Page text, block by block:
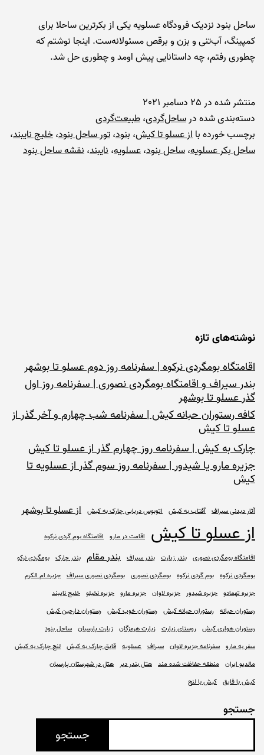
ساحل بنود نزدیک فرودگاه عسلویه یکی از بکرترین ساحلا برای
کمپینگ، آب‌تنی و بزن و برقص مسئولانه‌ست. اینجا نوشتم که
چطوری رفتم، چه داستانایی پیش اومد و چطوری حل شد.
منتشر شده در 25 دسامبر 2021
دسته‌بندی شده در ساحل‌گردی، طبیعت‌گردی
برچسب خورده با از عسلو تا کیش، بنود، تور ساحل بنود، خلیج نایبند،
ساحل بکر عسلویه، ساحل بنود، عسلویه، نایبند، نقشه ساحل بنود
نوشته‌های تازه
اقامتگاه بومگردی نرکوه | سفرنامه روز دوم عسلو تا بوشهر
بندر سیراف و اقامتگاه بومگردی نصوری | سفرنامه روز اول
گذر عسلو تا بوشهر
کافه رستوران حبانه کیش | سفرنامه شب چهارم و آخر گذر از
عسلو تا کیش
چارک به کیش | سفرنامه روز چهارم گذر از عسلو تا کیش
جزیره مارو یا شیدور | سفرنامه روز سوم گذر از عسلویه تا
کیش
آثار دیدنی سیراف آفتاب به کیش اتوبوس دریایی چارک به کیش از عسلو تا بوشهر
از عسلو تا کیش اقامت در مارو اقامتگاه بوم گردی نرکوه
اقامتگاه بومگردی نصوری بندر زیارت بندر سیراف بندر مقام بندر چارک بومگردی نرکو
بومگردی نرکوه بوم گردی نرکوه بومگردی نصوری بومگردی نصوری سیراف جزیره ام الکرم
جزیره تهمادو جزیره شیدور جزیره لاوان جزیره مارو جزیره نخیلو خلیج نایبند
رستوران حبانه رستوران حبانه کیش رستوران خوب کیش رستوران دارچین کیش
رستوران هواری کیش روستای زیارت زیارت هرمزگان زیارت پارسیان ساحل بنود
سفر به مارو سفرنامه جزیره لاوان سیراف عسلویه قایق چارک به کیش لنج چارک به کیش
مالدیو ایران منطقه حفاظت شده مند هتل بندر دیر هتل در شهرستان پارسیان
کیش با قایق کیش با لنج
جستجو
جستجو